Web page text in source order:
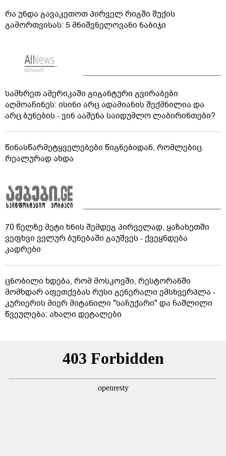
რა უნდა გავაკეთოთ პირველ რიგში შუქის
გამორთვისას: 5 მნიშვნელოვანი ნაბიჯი
სამხრეთ ამერიკაში გიგანტური გვირაბები
აღმოაჩინეს: ისინი არც ადამიანის შექმნილია და
არც ბუნების - ვინ ააშენა საიდუმლო ლაბირინთები?
წინასწარმეტყველებები წიგნებიდან, რომლებიც
რეალურად ახდა
70 წელზე მეტი ხნის შემდეგ პირველად, ყაზახეთში
ვეფხვი ველურ ბუნებაში გაუშვეს - ქვეყნდება
კადრები
ცნობილი ხდება, რომ მოსკოვში, რესტორანში
მომხდარ აფეთქებას რუსი გენერალი ემსხვერპლა -
კურიერის მიერ მიტანილი "საჩუქარი" და ჩაშლილი
წვეულება: ახალი დეტალები